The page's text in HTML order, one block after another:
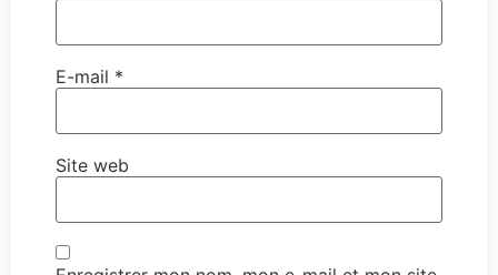
E-mail *
Site web